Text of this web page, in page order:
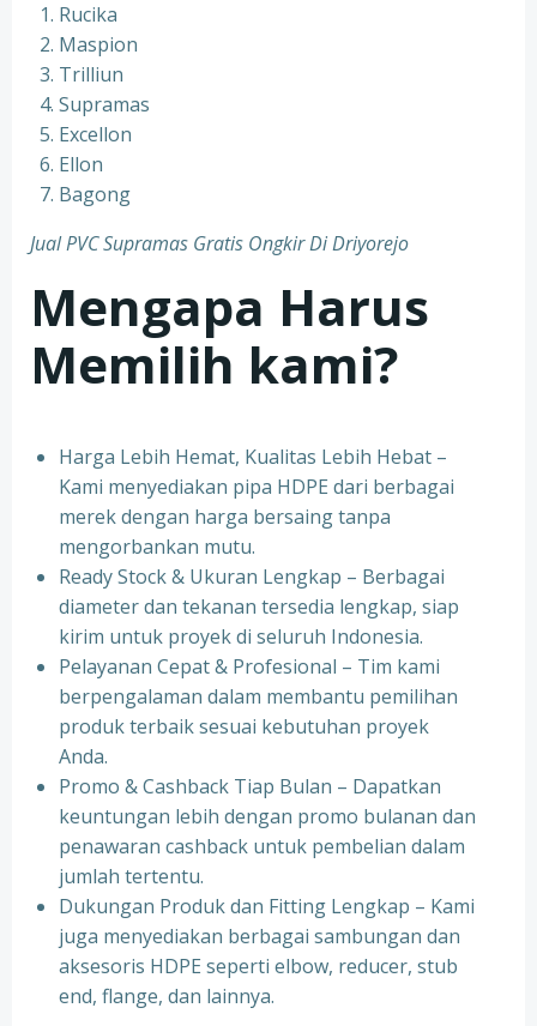
Rucika
Maspion
Trilliun
Supramas
Excellon
Ellon
Bagong
Jual PVC Supramas Gratis Ongkir Di Driyorejo
Mengapa Harus
Memilih kami?
Harga Lebih Hemat, Kualitas Lebih Hebat –
Kami menyediakan pipa HDPE dari berbagai
merek dengan harga bersaing tanpa
mengorbankan mutu.
Ready Stock & Ukuran Lengkap – Berbagai
diameter dan tekanan tersedia lengkap, siap
kirim untuk proyek di seluruh Indonesia.
Pelayanan Cepat & Profesional – Tim kami
berpengalaman dalam membantu pemilihan
produk terbaik sesuai kebutuhan proyek
Anda.
Promo & Cashback Tiap Bulan – Dapatkan
keuntungan lebih dengan promo bulanan dan
penawaran cashback untuk pembelian dalam
jumlah tertentu.
Dukungan Produk dan Fitting Lengkap – Kami
juga menyediakan berbagai sambungan dan
aksesoris HDPE seperti elbow, reducer, stub
end, flange, dan lainnya.